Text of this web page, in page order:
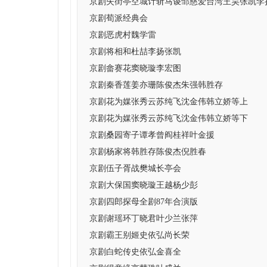
京剧荀派经典会
京剧恶虎村魏学雷
京剧将相和杜喆李扬张凯
京剧畲赛花窦晓璇李宏图
京剧秦香莲姜亦珊陈俊杰朱强韩胜存
京剧花为媒张秀云苏纯飞沈金伟韩立娇等上
京剧花为媒张秀云苏纯飞沈金伟韩立娇等下
京剧桑园寄子谭孝曾阎桂祥叶金援
京剧杨家将韩胜存陈俊杰倪胜春
京剧伍子胥战樊城长亭会
京剧大保国窦晓璇王越杨少彭
京剧四郎探母全剧87年合演版
京剧谢瑶环丁晓君叶少兰张萍
京剧霸王别姬史依弘尚长荣
京剧白蛇传史依弘金喜全